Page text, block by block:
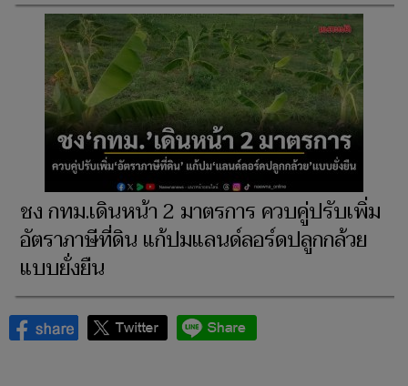
ชง กทม.เดินหน้า 2 มาตรการ ควบคู่ปรับเพิ่ม
อัตราภาษีที่ดิน แก้ปมแลนด์ลอร์ดปลูกกล้วย
แบบยั่งยืน